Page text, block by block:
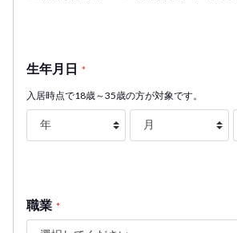
生年月日 *
入居時点で18歳～35歳の方が対象です。
職業 *